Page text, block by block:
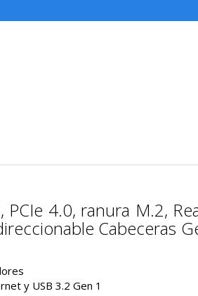
4.0, ranura M.2,
Cabeceras
y USB 3.2 Gen 1